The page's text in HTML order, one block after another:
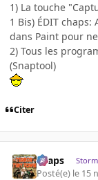
1) La touche
1 Bis) ÉDIT
dans Paint pour
2) Tous les
(Snaptool)
Citer
chaps
Posté(e) le 15